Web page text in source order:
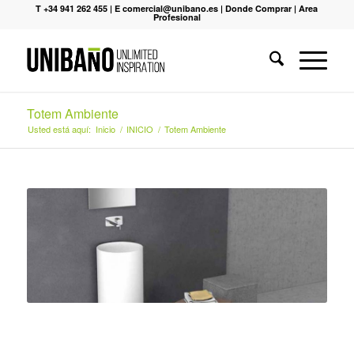
T +34 941 262 455 |E comercial@unibano.es |Donde Comprar |Area
Profesional
Totem Ambiente
Usted está aquí: Inicio / INICIO / Totem Ambiente